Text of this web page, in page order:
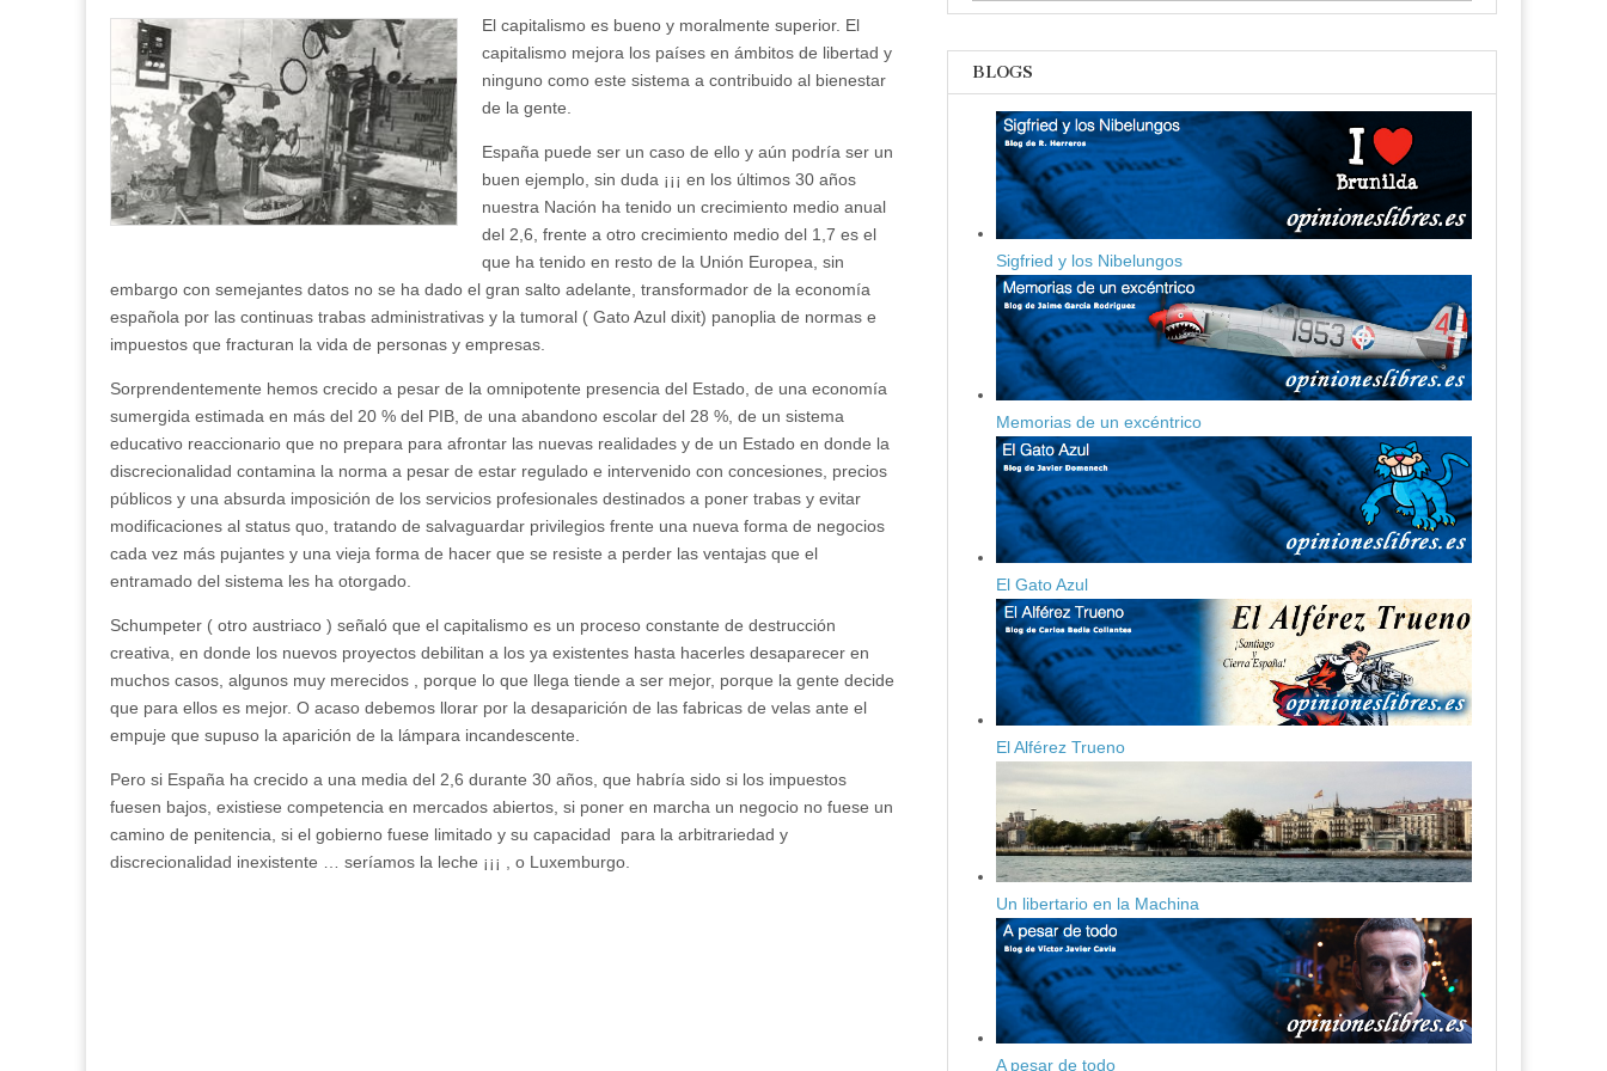
El capitalismo es bueno y moralmente superior. El
capitalismo mejora los países en ámbitos de libertad y
ninguno como este sistema a contribuido al bienestar
de la gente.
España puede ser un caso de ello y aún podría ser un
buen ejemplo, sin duda ¡¡¡ en los últimos 30 años
nuestra Nación ha tenido un crecimiento medio anual
del 2,6, frente a otro crecimiento medio del 1,7 es el
que ha tenido en resto de la Unión Europea, sin
embargo con semejantes datos no se ha dado el gran salto adelante, transformador de la economía
española por las continuas trabas administrativas y la tumoral ( Gato Azul dixit) panoplia de normas e
impuestos que fracturan la vida de personas y empresas.
Sorprendentemente hemos crecido a pesar de la omnipotente presencia del Estado, de una economía
sumergida estimada en más del 20 % del PIB, de una abandono escolar del 28 %, de un sistema
educativo reaccionario que no prepara para afrontar las nuevas realidades y de un Estado en donde la
discrecionalidad contamina la norma a pesar de estar regulado e intervenido con concesiones, precios
públicos y una absurda imposición de los servicios profesionales destinados a poner trabas y evitar
modificaciones al status quo, tratando de salvaguardar privilegios frente una nueva forma de negocios
cada vez más pujantes y una vieja forma de hacer que se resiste a perder las ventajas que el
entramado del sistema les ha otorgado.
Schumpeter ( otro austriaco ) señaló que el capitalismo es un proceso constante de destrucción
creativa, en donde los nuevos proyectos debilitan a los ya existentes hasta hacerles desaparecer en
muchos casos, algunos muy merecidos , porque lo que llega tiende a ser mejor, porque la gente decide
que para ellos es mejor. O acaso debemos llorar por la desaparición de las fabricas de velas ante el
empuje que supuso la aparición de la lámpara incandescente.
Pero si España ha crecido a una media del 2,6 durante 30 años, que habría sido si los impuestos
fuesen bajos, existiese competencia en mercados abiertos, si poner en marcha un negocio no fuese un
camino de penitencia, si el gobierno fuese limitado y su capacidad para la arbitrariedad y
discrecionalidad inexistente … seríamos la leche ¡¡¡ , o Luxemburgo.
BLOGS
Sigfried y los Nibelungos
Memorias de un excéntrico
El Gato Azul
El Alférez Trueno
Un libertario en la Machina
A pesar de todo